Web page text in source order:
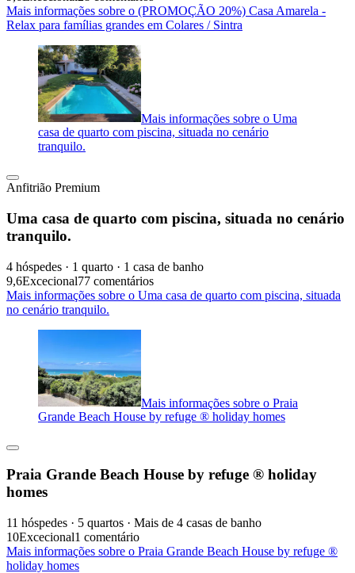
Mais informações sobre o (PROMOÇÃO 20%) Casa Amarela -
Relax para famílias grandes em Colares / Sintra
Mais informações sobre o Uma
casa de quarto com piscina, situada no cenário
tranquilo.
Anfitrião Premium
Uma casa de quarto com piscina, situada no cenário
tranquilo.
4 hóspedes · 1 quarto · 1 casa de banho
9,6Excecional77 comentários
Mais informações sobre o Uma casa de quarto com piscina, situada
no cenário tranquilo.
Mais informações sobre o Praia
Grande Beach House by refuge ® holiday homes
Praia Grande Beach House by refuge ® holiday
homes
11 hóspedes · 5 quartos · Mais de 4 casas de banho
10Excecional1 comentário
Mais informações sobre o Praia Grande Beach House by refuge ®
holiday homes